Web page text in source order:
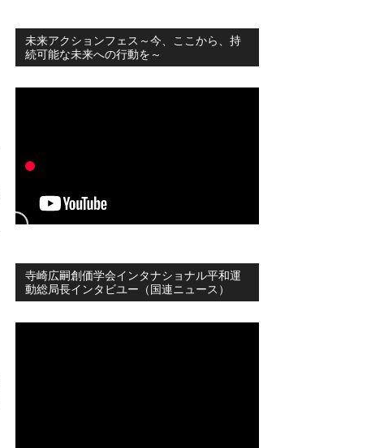
未来アクションフェス～今、ここから、持
続可能な未来への行動を～
寺崎広嗣創価学会インタナショナル平和運
動総局長インタビユー（国連ニュース）